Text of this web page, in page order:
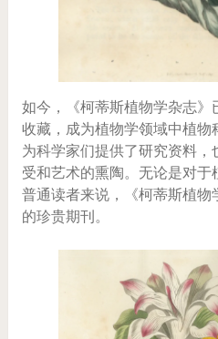
如今，《柯蒂斯植物学杂志
收藏，成为植物学领域中植物
为科学家们提供了研究资料
受和艺术的熏陶。无论是对
普通读者来说，《柯蒂斯植
的珍贵期刊。